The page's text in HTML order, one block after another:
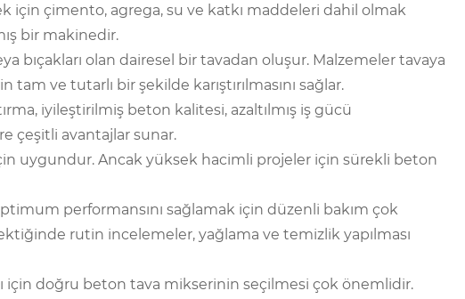
için çimento, agrega, su ve katkı maddeleri dahil olmak
bir makinedir.
bıçakları olan dairesel bir tavadan oluşur. Malzemeler tavaya
ve tutarlı bir şekilde karıştırılmasını sağlar.
iyileştirilmiş beton kalitesi, azaltılmış iş gücü
çeşitli avantajlar sunar.
uygundur. Ancak yüksek hacimli projeler için sürekli beton
performansını sağlamak için düzenli bakım çok
rutin incelemeler, yağlama ve temizlik yapılması
için doğru beton tava mikserinin seçilmesi çok önemlidir.